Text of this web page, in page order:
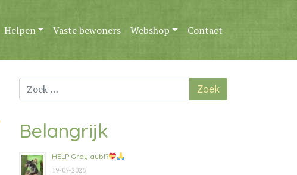
Helpen Vaste bewoners Webshop Contact
Zoek
naar:
Belangrijk
HELP Grey aub!?
19-07-2026